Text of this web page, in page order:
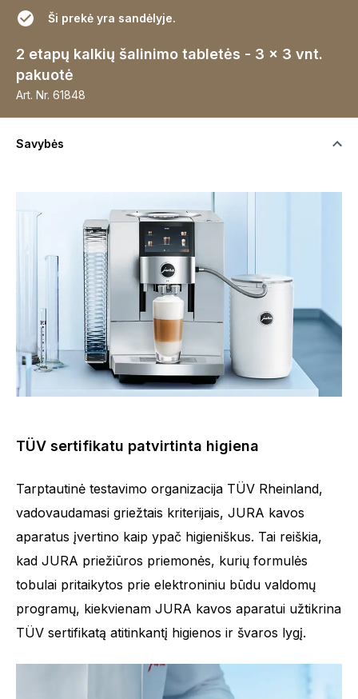
Ši prekė yra sandėlyje.
2 etapų kalkių šalinimo tabletės - 3 x 3 vnt.
pakuotė
Art. Nr. 61848
Savybės
TÜV sertifikatu patvirtinta higiena
Tarptautinė testavimo organizacija TÜV Rheinland,
vadovaudamasi griežtais kriterijais, JURA kavos
aparatus įvertino kaip ypač higieniškus. Tai reiškia,
kad JURA priežiūros priemonės, kurių formulės
tobulai pritaikytos prie elektroniniu būdu valdomų
programų, kiekvienam JURA kavos aparatui užtikrina
TÜV sertifikatą atitinkantį higienos ir švaros lygį.